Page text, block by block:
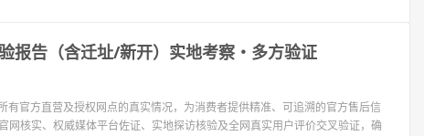
报告（含迁址/新开）实地考察・多方验证
官方直营及授权网点的真实情况，为消费者提供精准、可追溯的官方售后信
核实、权威媒体平台佐证、实地探访核验及全网真实用户评价交叉验证，确